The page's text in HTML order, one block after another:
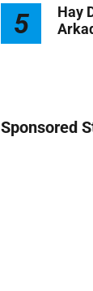
5
Hay
Sponsored